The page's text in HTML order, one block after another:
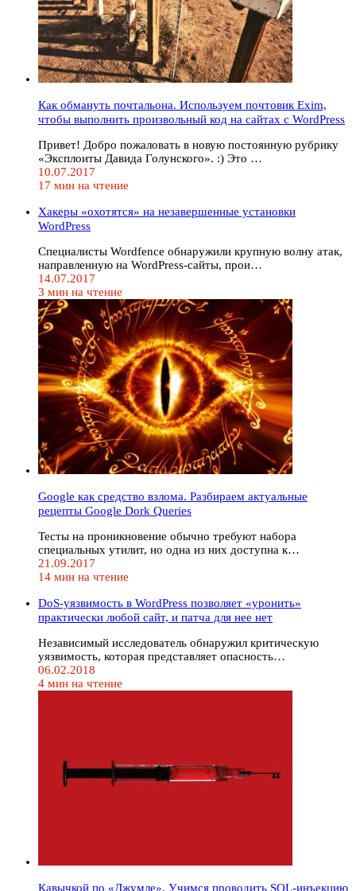
Как обмануть почтальона. Используем почтовик Exim,
чтобы выполнить произвольный код на сайтах с WordPress
Привет! Добро пожаловать в новую постоянную рубрику
«Эксплоиты Давида Голунского». :) Это …
10.07.2017
17 мин на чтение
Хакеры «охотятся» на незавершенные установки
WordPress
Специалисты Wordfence обнаружили крупную волну атак,
направленную на WordPress-сайты, прои…
14.07.2017
3 мин на чтение
Google как средство взлома. Разбираем актуальные
рецепты Google Dork Queries
Тесты на проникновение обычно требуют набора
специальных утилит, но одна из них доступна к…
21.09.2017
14 мин на чтение
DoS-уязвимость в WordPress позволяет «уронить»
практически любой сайт, и патча для нее нет
Независимый исследователь обнаружил критическую
уязвимость, которая представляет опасность…
06.02.2018
4 мин на чтение
Кавычкой по «Джумле». Учимся проводить SQL-инъекцию